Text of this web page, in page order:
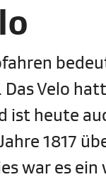
Velo
ist heute
1817
war es ein